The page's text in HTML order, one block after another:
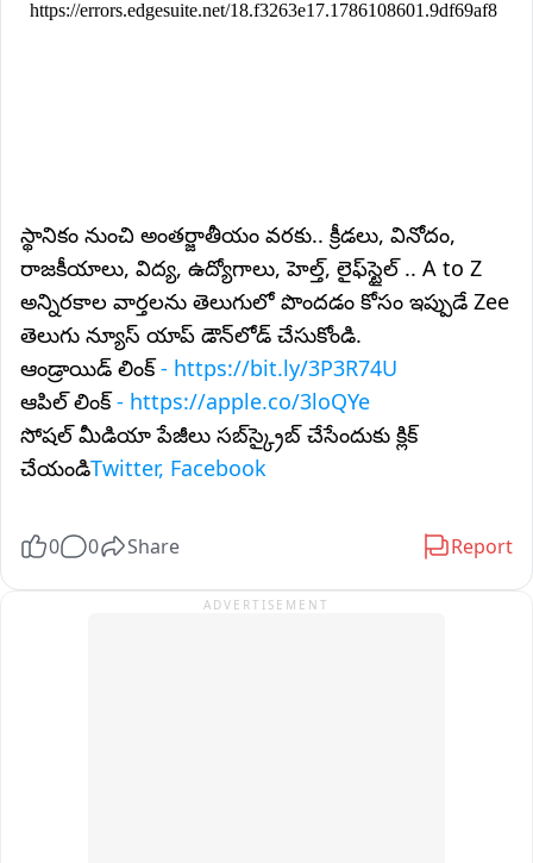
స్థానికం నుంచి అంతర్జాతీయం వరకు.. క్రీడలు, వినోదం,
రాజకీయాలు, విద్య, ఉద్యోగాలు, హెల్త్, లైఫ్‌స్టైల్ .. A to Z
అన్నిరకాల వార్తలను తెలుగులో పొందడం కోసం ఇప్పుడే Zee
తెలుగు న్యూస్ యాప్ డౌన్‌లోడ్ చేసుకోండి.
ఆండ్రాయిడ్ లింక్- https://bit.ly/3P3R74U
ఆపిల్ లింక్- https://apple.co/3loQYe
సోషల్ మీడియా పేజీలు సబ్‌స్క్రైబ్ చేసేందుకు క్లిక్
చేయండిTwitter, Facebook
0 0 Share Report
ADVERTISEMENT